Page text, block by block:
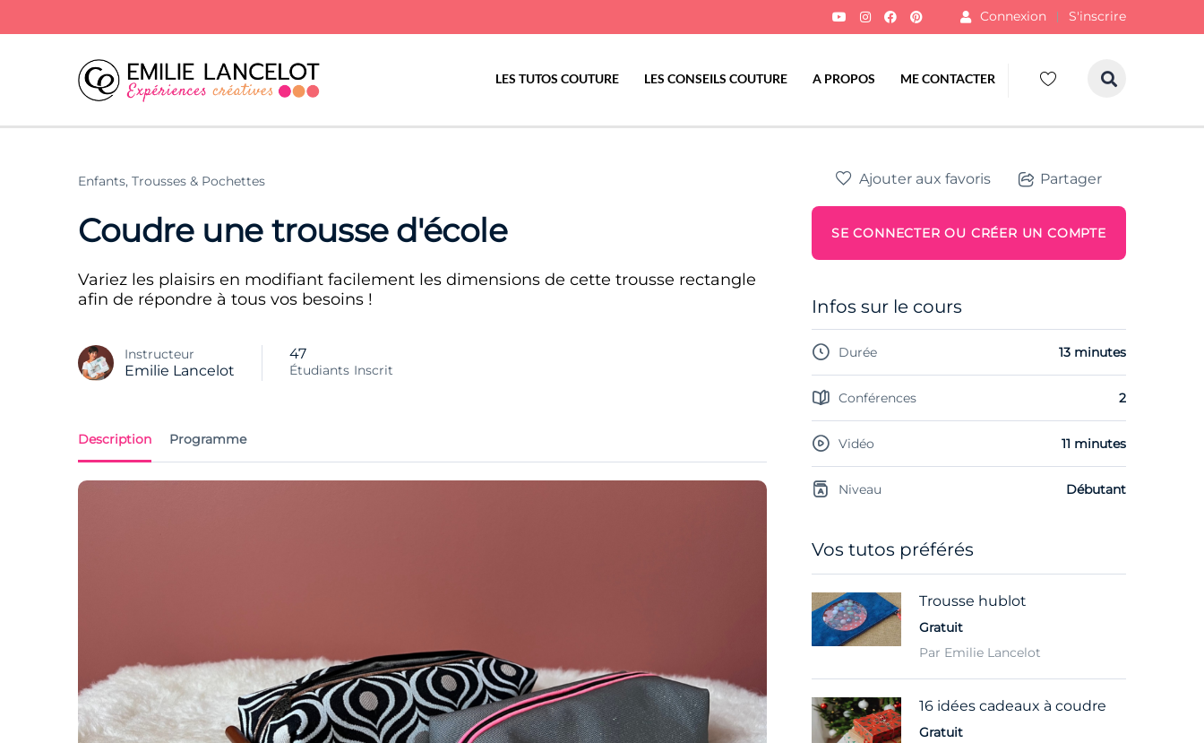
Connexion S'inscrire
LES TUTOS COUTURE LES CONSEILS COUTURE A PROPOS ME CONTACTER
Enfants, Trousses & Pochettes
Coudre une trousse d'école
Variez les plaisirs en modifiant facilement les dimensions de cette trousse rectangle
afin de répondre à tous vos besoins !
Instructeur
Emilie Lancelot
47
Étudiants Inscrit
Description Programme
Ajouter aux favoris Partager
SE CONNECTER OU CRÉER UN COMPTE
Infos sur le cours
Durée 13 minutes
Conférences 2
Vidéo 11 minutes
Niveau Débutant
Vos tutos préférés
Trousse hublot
Gratuit
Par Emilie Lancelot
16 idées cadeaux à coudre
Gratuit